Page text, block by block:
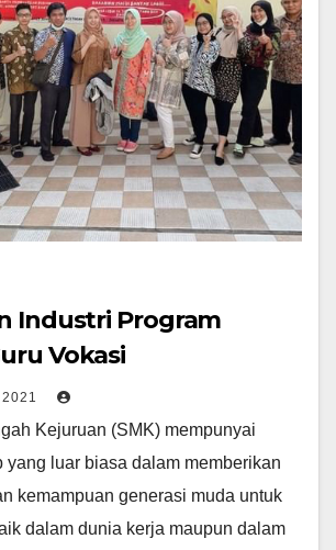
Industri Program
Vokasi
Kejuruan (SMK) mempunyai
yang luar biasa dalam memberikan
kemampuan generasi muda untuk
dalam dunia kerja maupun dalam